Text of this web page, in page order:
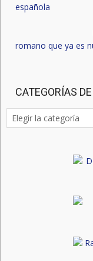
española
romano que ya es
CATEGORÍAS
Categorías
de